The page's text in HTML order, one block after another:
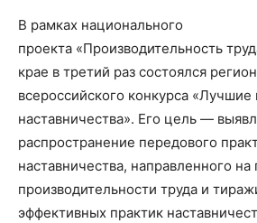
В рамках национального
проекта «Производительность
крае в третий раз состоялся
всероссийского конкурса «Лучшие
наставничества». Его цель —
распространение передового
наставничества, направленного
производительности труда и
эффективных практик